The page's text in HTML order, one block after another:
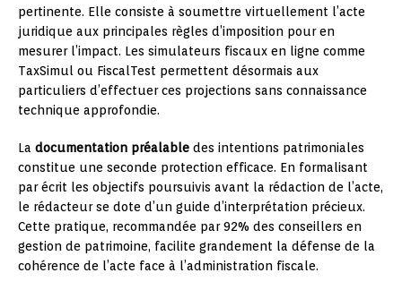
pertinente. Elle consiste à soumettre virtuellement l’acte
juridique aux principales règles d’imposition pour en
mesurer l’impact. Les simulateurs fiscaux en ligne comme
TaxSimul ou FiscalTest permettent désormais aux
particuliers d’effectuer ces projections sans connaissance
technique approfondie.
La documentation préalable des intentions patrimoniales
constitue une seconde protection efficace. En formalisant
par écrit les objectifs poursuivis avant la rédaction de l’acte,
le rédacteur se dote d’un guide d’interprétation précieux.
Cette pratique, recommandée par 92% des conseillers en
gestion de patrimoine, facilite grandement la défense de la
cohérence de l’acte face à l’administration fiscale.